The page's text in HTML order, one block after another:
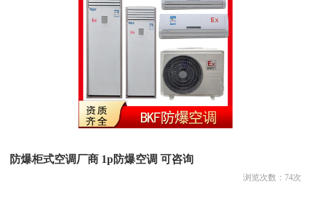
防爆柜式空调厂商 1p防爆空调 可咨询
浏览次数： 74次